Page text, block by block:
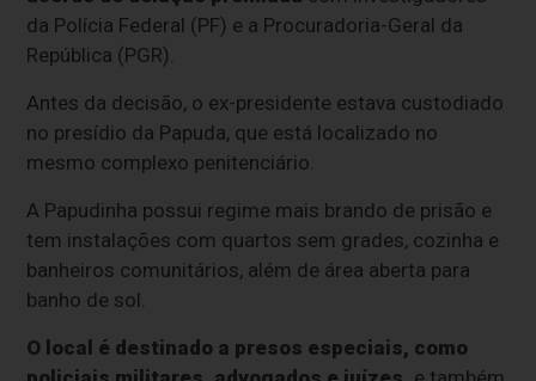
da Polícia Federal (PF) e a Procuradoria-Geral da
República (PGR).
Antes da decisão, o ex-presidente estava custodiado
no presídio da Papuda, que está localizado no
mesmo complexo penitenciário.
A Papudinha possui regime mais brando de prisão e
tem instalações com quartos sem grades, cozinha e
banheiros comunitários, além de área aberta para
banho de sol.
O local é destinado a presos especiais, como